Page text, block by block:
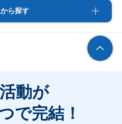
ら探す
動が
で完結！